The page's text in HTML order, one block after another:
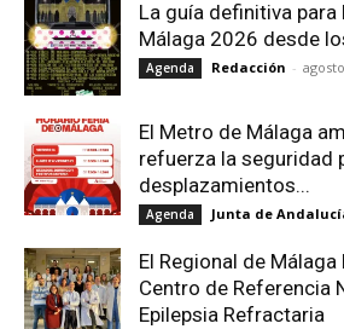
La guía definitiva para
Málaga 2026 desde
Agenda Redacción -
El Metro de Málaga
refuerza la seguridad
desplazamientos...
Agenda Junta de
El Regional de
Centro de Referencia
Epilepsia Refractaria